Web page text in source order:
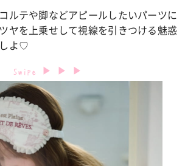
ルテや脚などアピールしたいパーツに
ヤを上乗せして視線を引きつける魅惑
よ♡